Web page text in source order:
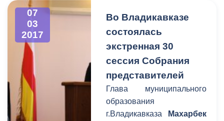
мера станет небольшим,
представительниц
прекрасного пола города к
Международному
женскому дню. Частным
перевозчикам
рекомендовано
07
03
2017
Во Владикавказе
состоялась
экстренная 30
сессия Собрания
представителей
Глава муниципального
образования
г.Владикавказа
Махарбек